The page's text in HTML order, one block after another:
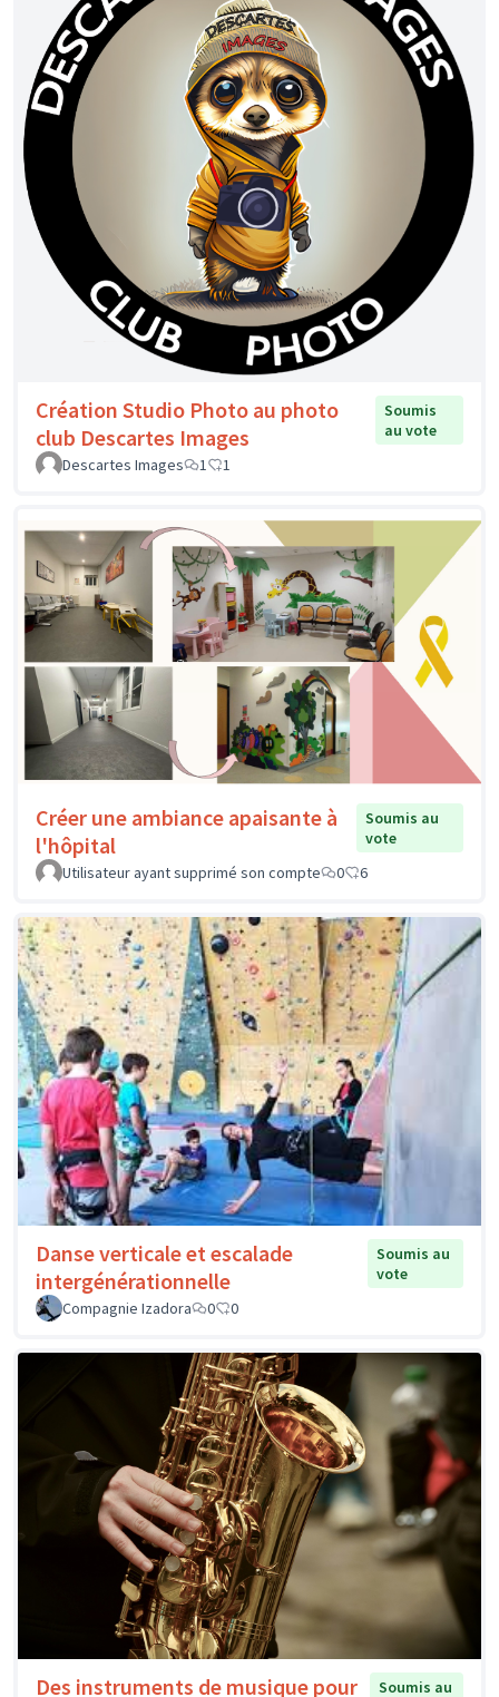
Création Studio Photo au photo
club Descartes Images
Soumis
au vote
Descartes Images
1 1
Créer une ambiance apaisante à
l'hôpital
Soumis au
vote
Utilisateur ayant supprimé son compte
0 6
Danse verticale et escalade
intergénérationnelle
Soumis au
vote
Compagnie Izadora
0 0
Des instruments de musique pour
Soumis au